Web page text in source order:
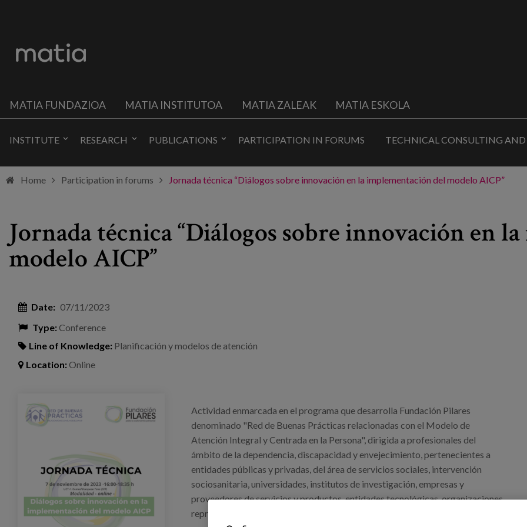
MATIA FUNDAZIOA MATIA INSTITUTOA MATIA ZALEAK MATIA ESKOLA
INSTITUTE RESEARCH PUBLICATIONS PARTICIPATION IN FORUMS TECHNICAL CONSULTING
Home Participation in forums Jornada técnica “Diálogos sobre innovación en la implementación del modelo AICP”
Jornada técnica “Diálogos sobre innovación en
modelo AICP”
Date: 07/11/2023
Type:Conference
Line of Knowledge: Planificación y modelos de atención
Location:Online
jornada_bbpp_pilares_2023.png
Actividad enmarcada en el programa que desarrolla Fundación Pilares
denominado "Red de Buenas Prácticas relacionadas con el Modelo de
Atención Integral y Centrada en la Persona", dirigida a profesionales del
ámbito de la dependencia, discapacidad y envejecimiento, pertenecientes a
entidades públicas y privadas, del área de servicios sociales, intervención
sociosanitaria, universidades, institutos de investigación, empresas y
proveedores de servicios y productos, entidades tecnológicas, organizaciones
representativas de personas mayores y personas con discapacidad, medios de